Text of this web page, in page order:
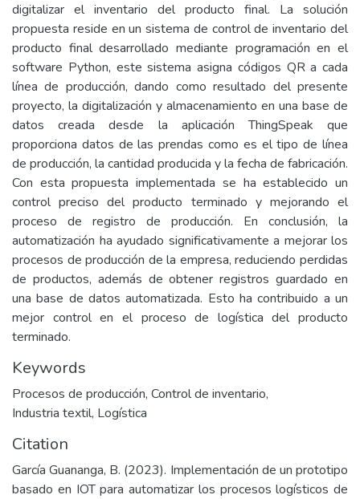
digitalizar el inventario del producto final. La solución
propuesta reside en un sistema de control de inventario del
producto final desarrollado mediante programación en el
software Python, este sistema asigna códigos QR a cada
línea de producción, dando como resultado del presente
proyecto, la digitalización y almacenamiento en una base de
datos creada desde la aplicación ThingSpeak que
proporciona datos de las prendas como es el tipo de línea
de producción, la cantidad producida y la fecha de fabricación.
Con esta propuesta implementada se ha establecido un
control preciso del producto terminado y mejorando el
proceso de registro de producción. En conclusión, la
automatización ha ayudado significativamente a mejorar los
procesos de producción de la empresa, reduciendo perdidas
de productos, además de obtener registros guardado en
una base de datos automatizada. Esto ha contribuido a un
mejor control en el proceso de logística del producto
terminado.
Keywords
Procesos de producción, Control de inventario,
Industria textil, Logística
Citation
García Guananga, B. (2023). Implementación de un prototipo
basado en IOT para automatizar los procesos logísticos de